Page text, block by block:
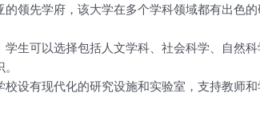
领先学府，该大学在多个学科领域都有出色
生可以选择包括人文学科、社会科学、自然
设有现代化的研究设施和实验室，支持教师